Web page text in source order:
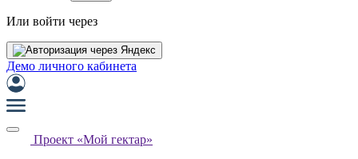
Или войти через
Демо личного кабинета
Проект «Мой гектар»